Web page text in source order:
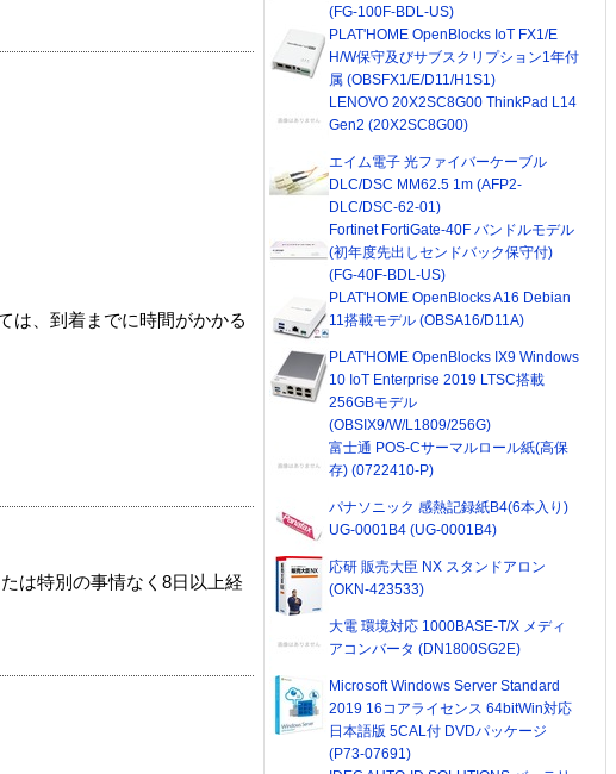
は、到着までに時間がかかる
は特別の事情なく8日以上経
(FG-100F-BDL-US)
PLAT'HOME OpenBlocks IoT FX1/E
H/W保守及びサブスクリプション1年付
属 (OBSFX1/E/D11/H1S1)
LENOVO 20X2SC8G00 ThinkPad L14
Gen2 (20X2SC8G00)
エイム電子 光ファイバーケーブル
DLC/DSC MM62.5 1m (AFP2-
DLC/DSC-62-01)
Fortinet FortiGate-40F バンドルモデル
(初年度先出しセンドバック保守付)
(FG-40F-BDL-US)
PLAT'HOME OpenBlocks A16 Debian
11搭載モデル (OBSA16/D11A)
PLAT'HOME OpenBlocks IX9 Windows
10 IoT Enterprise 2019 LTSC搭載
256GBモデル
(OBSIX9/W/L1809/256G)
富士通 POS-Cサーマルロール紙(高保
存) (0722410-P)
パナソニック 感熱記録紙B4(6本入り)
UG-0001B4 (UG-0001B4)
応研 販売大臣 NX スタンドアロン
(OKN-423533)
大電 環境対応 1000BASE-T/X メディ
アコンバータ (DN1800SG2E)
Microsoft Windows Server Standard
2019 16コアライセンス 64bitWin対応
日本語版 5CAL付 DVDパッケージ
(P73-07691)